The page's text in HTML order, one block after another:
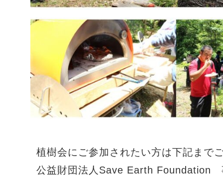
植樹会にご参加されたい方は下記まで
公益財団法人Save Earth Foundation